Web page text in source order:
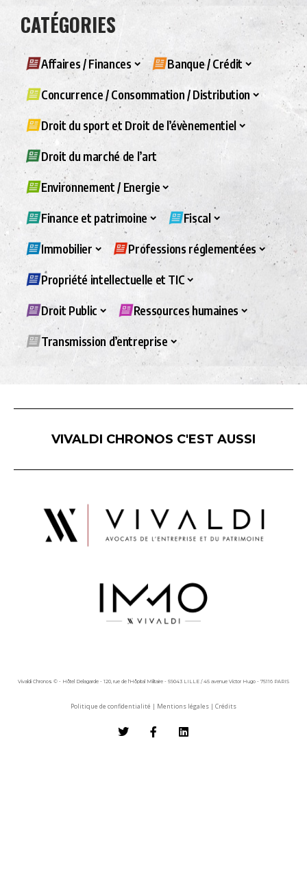
CATÉGORIES
Affaires / Finances Banque / Crédit
Concurrence / Consommation / Distribution
Droit du sport et Droit de l’évènementiel
Droit du marché de l’art
Environnement / Energie
Finance et patrimoine Fiscal
Immobilier Professions réglementées
Propriété intellectuelle et TIC
Droit Public Ressources humaines
Transmission d’entreprise
VIVALDI CHRONOS C'EST AUSSI
Vivaldi Chronos © - Hôtel Delagarde - 120, rue de l'Hôpital Militaire - 59043 LILLE / 45 avenue Victor Hugo - 75116 PARIS
Politique de confidentialité | Mentions légales | Crédits